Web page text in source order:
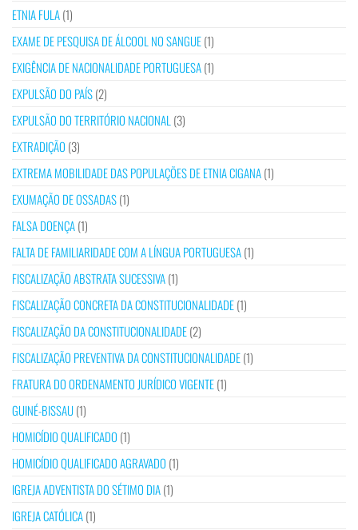
ETNIA FULA(1)
EXAME DE PESQUISA DE ÁLCOOL NO SANGUE(1)
EXIGÊNCIA DE NACIONALIDADE PORTUGUESA(1)
EXPULSÃO DO PAÍS(2)
EXPULSÃO DO TERRITÓRIO NACIONAL (3)
EXTRADIÇÃO (3)
EXTREMA MOBILIDADE DAS POPULAÇÕES DE ETNIA CIGANA(1)
EXUMAÇÃO DE OSSADAS(1)
FALSA DOENÇA(1)
FALTA DE FAMILIARIDADE COM A LÍNGUA PORTUGUESA(1)
FISCALIZAÇÃO ABSTRATA SUCESSIVA(1)
FISCALIZAÇÃO CONCRETA DA CONSTITUCIONALIDADE(1)
FISCALIZAÇÃO DA CONSTITUCIONALIDADE(2)
FISCALIZAÇÃO PREVENTIVA DA CONSTITUCIONALIDADE(1)
FRATURA DO ORDENAMENTO JURÍDICO VIGENTE(1)
GUINÉ-BISSAU(1)
HOMICÍDIO QUALIFICADO (1)
HOMICÍDIO QUALIFICADO AGRAVADO (1)
IGREJA ADVENTISTA DO SÉTIMO DIA(1)
IGREJA CATÓLICA(1)